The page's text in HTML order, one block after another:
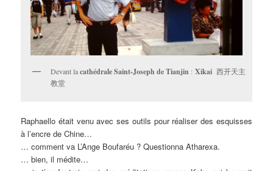
Devant lacathédrale Saint-Joseph de Tianjin : Xikai 西开天主
教堂
Raphaello était venu avec ses outils pour réaliser des esquisses
à l’encre de Chine…
… comment va L’Ange Boufaréu ? Questionna Atharexa.
… bien, il médite…